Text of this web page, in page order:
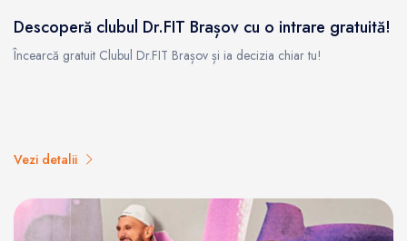
Descoperă clubul Dr.FIT Brașov cu o intrare gratuită!
Încearcă gratuit Clubul Dr.FIT Brașov și ia decizia chiar tu!
Vezi detalii